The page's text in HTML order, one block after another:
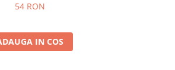
54 RON
IN COS